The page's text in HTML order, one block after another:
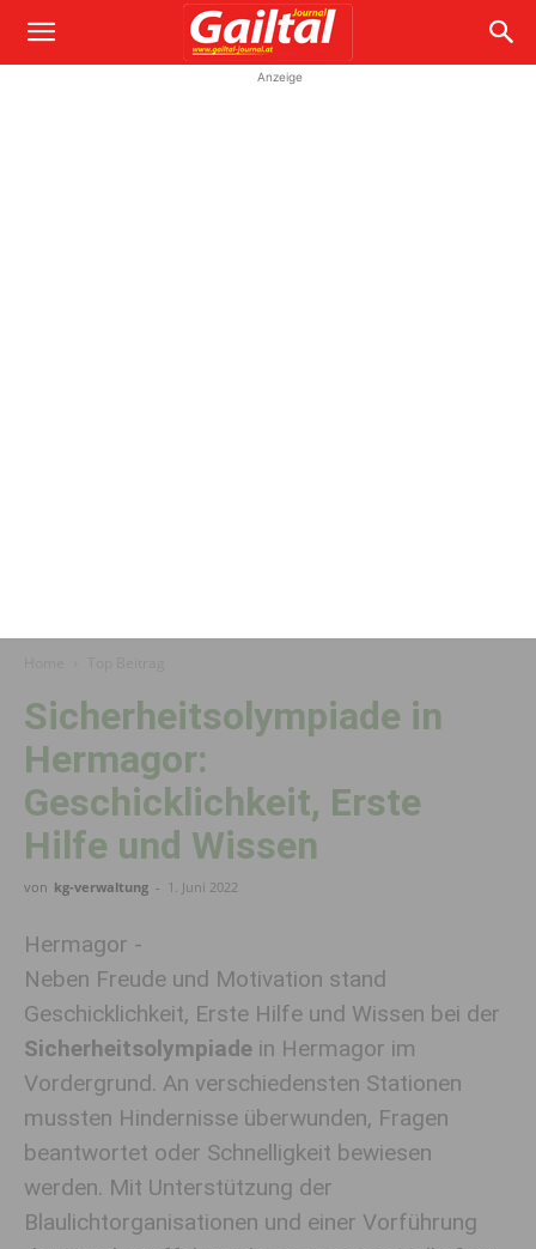
Anzeige
Sicherheitsolympiade in
Hermagor:
Geschicklichkeit, Erste
Hilfe und Wissen
von kg-verwaltung - 1. Juni 2022
Hermagor -
Neben Freude und Motivation stand
Geschicklichkeit, Erste Hilfe und Wissen bei der
Sicherheitsolympiade in Hermagor im
Vordergrund. An verschiedensten Stationen
mussten Hindernisse überwunden, Fragen
beantwortet oder Schnelligkeit bewiesen
werden. Mit Unterstützung der
Blaulichtorganisationen und einer Vorführung